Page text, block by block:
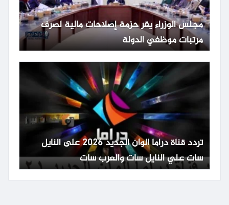
مجلس الوزراء يقر حزمة إصلاحات مالية لصرف
مرتبات موظفي الدولة
تردد قناة دراما الوان الجديد 2026 على النايل
سات علي النايل سات والعرب سات